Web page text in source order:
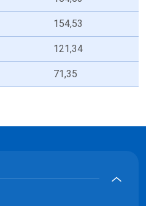
154,53
121,34
71,35